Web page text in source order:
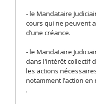
- le Mandataire
cours qui ne peuvent
d’une créance.
- le Mandataire
dans l'intérêt collectif
les actions
notamment l’action
.